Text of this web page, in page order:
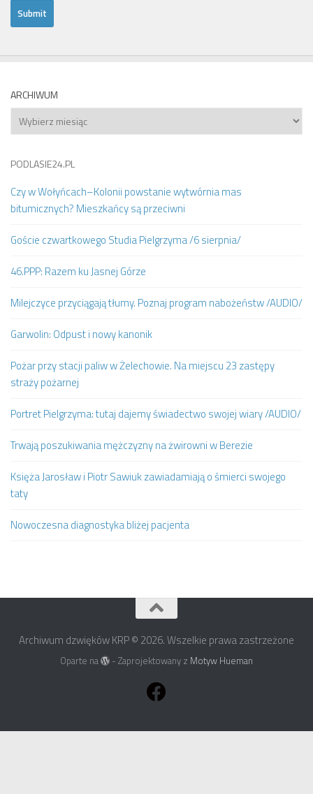
ARCHIWUM
Archiwum
PODLASIE24.PL
Czy w Wołyńcach–Kolonii powstanie wytwórnia mas
bitumicznych? Mieszkańcy są przeciwni
Goście czwartkowego Studia Pielgrzyma /6 sierpnia/
46.PPP: Razem ku Jasnej Górze
Milejczyce przyciągają tłumy. Poznaj program nabożeństw /AUDIO/
Garwolin: Odpust i nowy kanonik
Pożar przy stacji paliw w Żelechowie. Na miejscu 23 zastępy
straży pożarnej
Portret Pielgrzyma: tutaj dajemy świadectwo swojej wiary /AUDIO/
Trwają poszukiwania mężczyzny na żwirowni w Berezie
Księża Jarosław i Piotr Sawiuk zawiadamiają o śmierci swojego
taty
Nowoczesna diagnostyka bliżej pacjenta
Archiwum dzwięków KRP © 2026. Wszelkie prawa zastrzeżone
Oparte na - Zaprojektowany z Motyw Hueman